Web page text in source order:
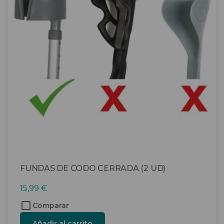
FUNDAS DE CODO CERRADA (2 UD)
15,99 €
Comparar